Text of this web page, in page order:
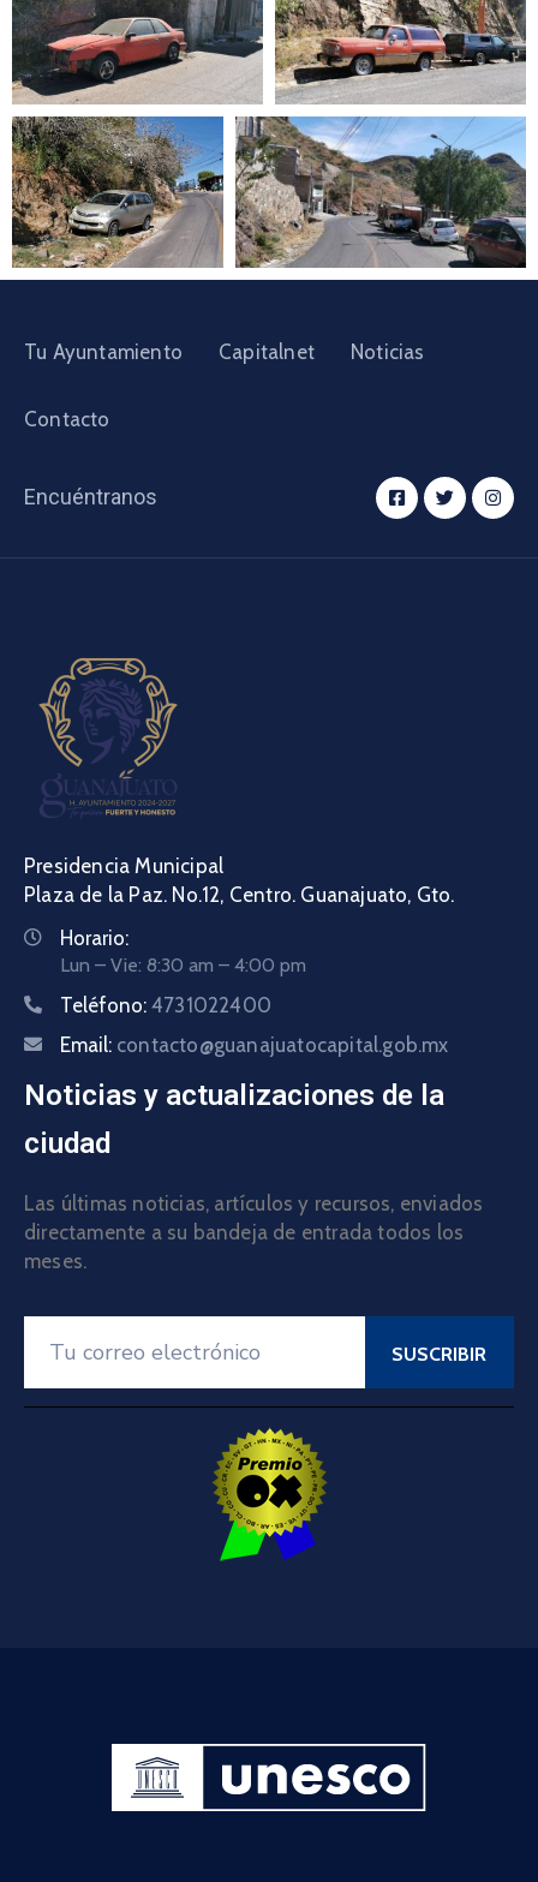
Tu Ayuntamiento Capitalnet Noticias
Contacto
Encuéntranos
Presidencia Municipal
Plaza de la Paz. No.12, Centro. Guanajuato, Gto.
Horario:
Lun – Vie: 8:30 am – 4:00 pm
Teléfono: 4731022400
Email: contacto@guanajuatocapital.gob.mx
Noticias y actualizaciones de la
ciudad
Las últimas noticias, artículos y recursos, enviados
directamente a su bandeja de entrada todos los
meses.